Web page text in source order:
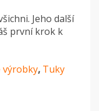
Jeho další
první krok k
výrobky, Tuky